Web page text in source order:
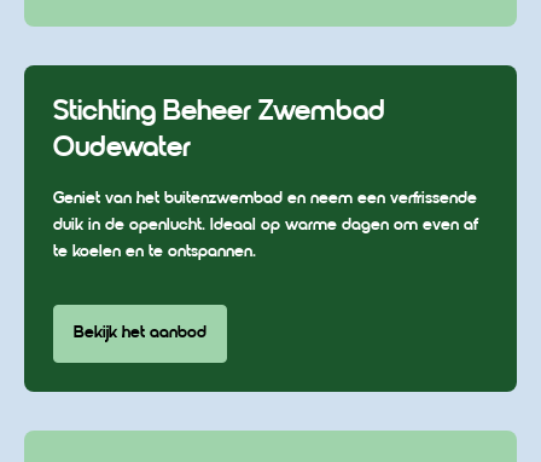
Stichting Beheer Zwembad
Oudewater
Geniet van het buitenzwembad en neem een verfrissende
duik in de openlucht. Ideaal op warme dagen om even af
te koelen en te ontspannen.
Bekijk het aanbod